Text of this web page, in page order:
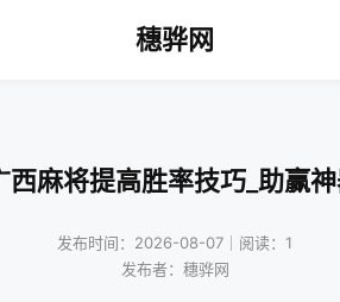
穗骅网
西麻将提高胜率技巧_助赢
发布时间：2026-08-07｜阅读：1
发布者：穗骅网